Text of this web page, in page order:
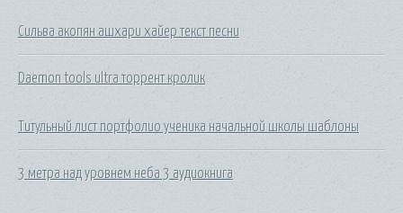
Сильва акопян ашхари хайер текст песни
Daemon tools ultra торрент кролик
Титульный лист портфолио ученика начальной школы шаблоны
3 метра над уровнем неба 3 аудиокнига